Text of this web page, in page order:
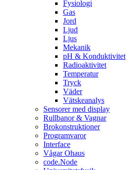
Fysiologi
Gas
Jord
Ljud
Ljus
Mekanik
pH & Konduktivitet
Radioaktivitet
Temperatur
Tryck
Väder
Vätskeanalys
Sensorer med display
Rullbanor & Vagnar
Brokonstruktioner
Programvaror
Interface
Vågar Ohaus
code.Node